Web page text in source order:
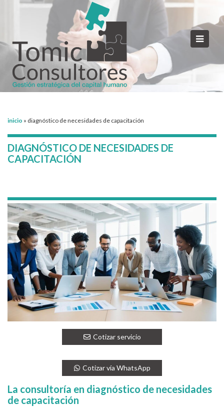
inicio » diagnóstico de necesidades de capacitación
DIAGNÓSTICO DE NECESIDADES DE
CAPACITACIÓN
Cotizar servicio
Cotizar vía WhatsApp
La consultoría en diagnóstico de necesidades
de capacitación